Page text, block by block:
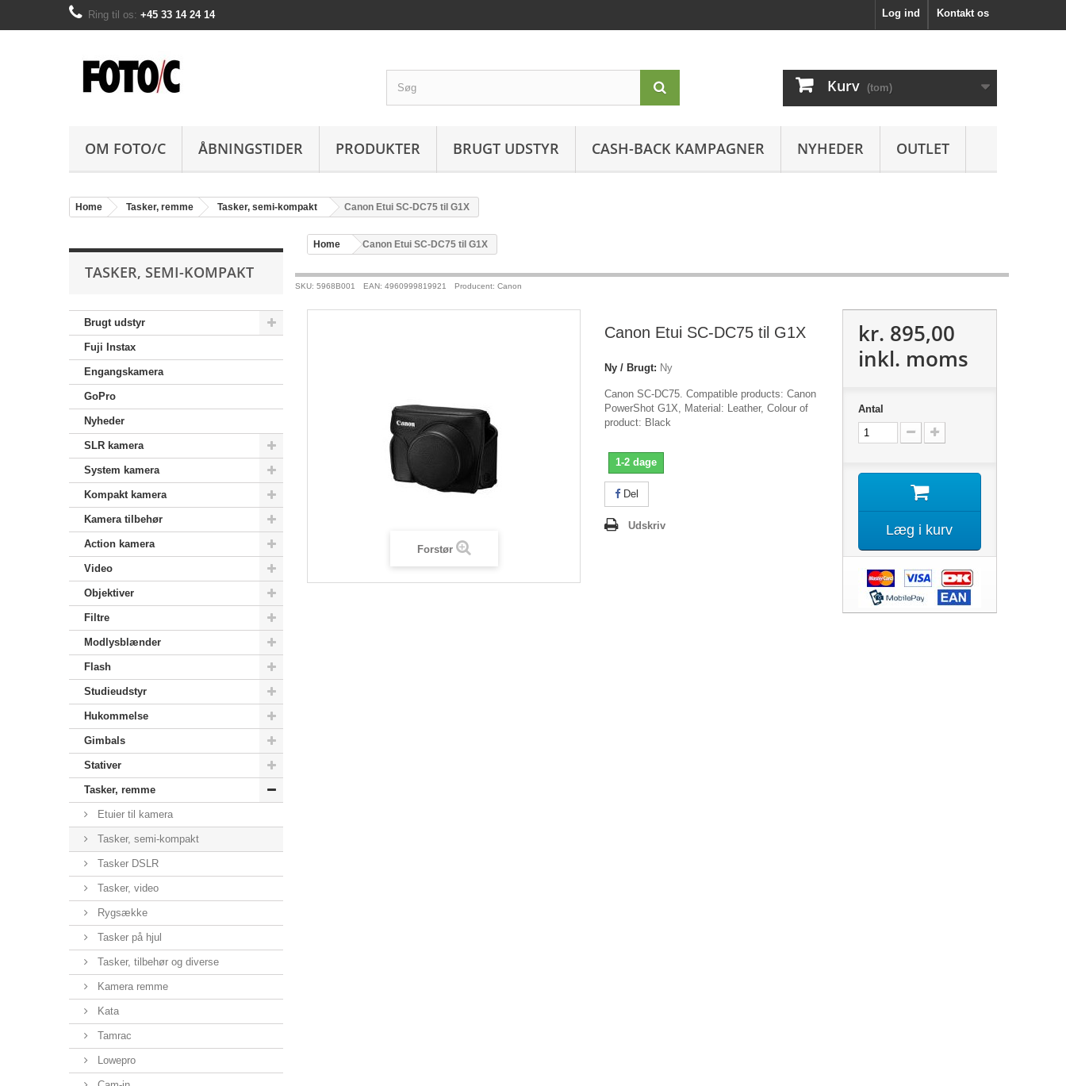
Kontakt os
Ring til os: +45 33 14 24 14 Log ind
Kurv (tom)
OM FOTO/C ÅBNINGSTIDER PRODUKTER BRUGT UDSTYR CASH-BACK KAMPAGNER NYHEDER OUTLET
Home Tasker, remme Tasker, semi-kompakt Canon Etui SC-DC75 til G1X
TASKER, SEMI-KOMPAKT
Brugt udstyr
Fuji Instax
Engangskamera
GoPro
Nyheder
SLR kamera
System kamera
Kompakt kamera
Kamera tilbehør
Action kamera
Video
Objektiver
Filtre
Modlysblænder
Flash
Studieudstyr
Hukommelse
Gimbals
Stativer
Tasker, remme
Etuier til kamera
Tasker, semi-kompakt
Tasker DSLR
Tasker, video
Rygsække
Tasker på hjul
Tasker, tilbehør og diverse
Kamera remme
Kata
Tamrac
Lowepro
Home >Canon Etui SC-DC75 til G1X
SKU: 5968B001 EAN: 4960999819921 Producent: Canon
Forstør
Canon Etui SC-DC75 til G1X
Ny / Brugt: Ny
Canon SC-DC75. Compatible products: Canon
PowerShot G1X, Material: Leather, Colour of
product: Black
1-2 dage
Del
Udskriv
kr. 895,00
inkl. moms
Antal
Læg i kurv